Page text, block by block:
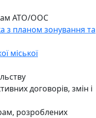
АТО/ООС
з планом зонування та
міської
договорів, змін і
розроблених